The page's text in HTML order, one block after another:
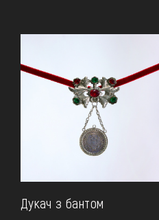
Дукач з бантом